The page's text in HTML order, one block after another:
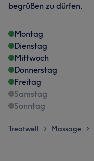
begrüßen zu dürfen.
Montag
Dienstag
Mittwoch
Donnerstag
Freitag
Samstag
Sonntag
Treatwell > Massage >